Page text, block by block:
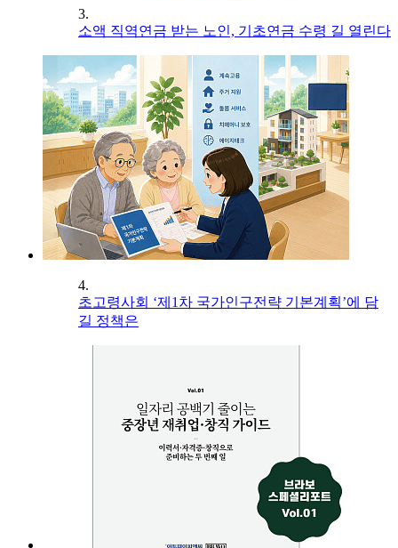
3.
소액 직역연금 받는 노인, 기초연금 수령 길 열린다
4.
초고령사회 ‘제1차 국가인구전략 기본계획’에 담
길 정책은